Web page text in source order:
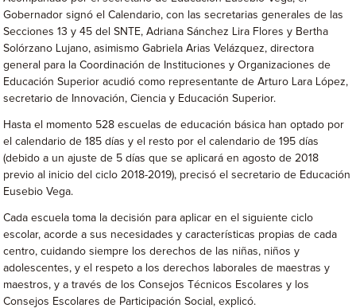
Gobernador signó el Calendario, con las secretarias generales de las
Secciones 13 y 45 del SNTE, Adriana Sánchez Lira Flores y Bertha
Solórzano Lujano, asimismo Gabriela Arias Velázquez, directora
general para la Coordinación de Instituciones y Organizaciones de
Educación Superior acudió como representante de Arturo Lara López,
secretario de Innovación, Ciencia y Educación Superior.
Hasta el momento 528 escuelas de educación básica han optado por
el calendario de 185 días y el resto por el calendario de 195 días
(debido a un ajuste de 5 días que se aplicará en agosto de 2018
previo al inicio del ciclo 2018-2019), precisó el secretario de Educación
Eusebio Vega.
Cada escuela toma la decisión para aplicar en el siguiente ciclo
escolar, acorde a sus necesidades y características propias de cada
centro, cuidando siempre los derechos de las niñas, niños y
adolescentes, y el respeto a los derechos laborales de maestras y
maestros, y a través de los Consejos Técnicos Escolares y los
Consejos Escolares de Participación Social, explicó.